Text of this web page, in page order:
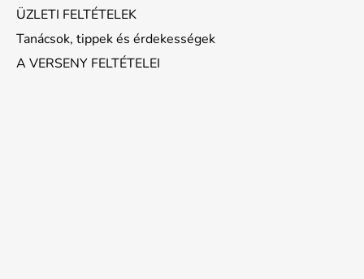
ÜZLETI FELTÉTELEK
Tanácsok, tippek és érdekességek
A VERSENY FELTÉTELEI